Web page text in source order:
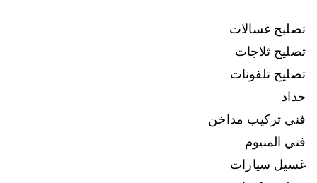
تصليح غسالات
تصليح ثلاجات
تصليح تلفونات
حداد
فني تركيب مداخن
فني المنيوم
غسيل سيارات